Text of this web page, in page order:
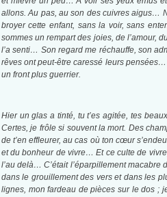
allons. Au pas, au son des cuivres aigus…
broyer cette enfant, sans la voir, sans
sommes un rempart des joies, de l’amour,
l’a senti… Son regard me réchauffe, son
rêves ont peut-être caressé leurs
un front plus guerrier.
Hier un glas a tinté, tu t’es agitée, tes
Certes, je frôle si souvent la mort. Des
de t’en effleurer, au cas où ton cœur
et du bonheur de vivre… Et ce culte de
l’au delà… C’était l’éparpillement
dans le grouillement des vers et dans les
lignes, mon fardeau de pièces sur le dos ;